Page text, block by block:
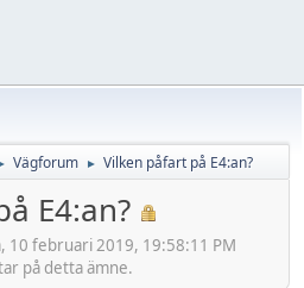
Vägforum ► Vilken påfart på E4:an?
E4:an?
10 februari 2019, 19:58:11 PM
på detta ämne.